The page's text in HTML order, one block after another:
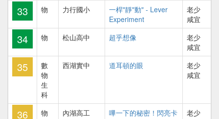
33 物 力行國小
一桿"靜"動" - Lever
Experiment
老少
咸宜
34 物 松山高中 超乎想像
老少
咸宜
35
數
物
生
科
西湖實中 道耳頓的眼
老少
咸宜
36
物
內湖高工
嗶一下的秘密！閃亮卡
老少